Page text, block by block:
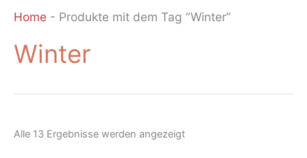
Home - Produkte mit dem Tag “Winter”
Winter
Alle 13 Ergebnisse werden angezeigtNach